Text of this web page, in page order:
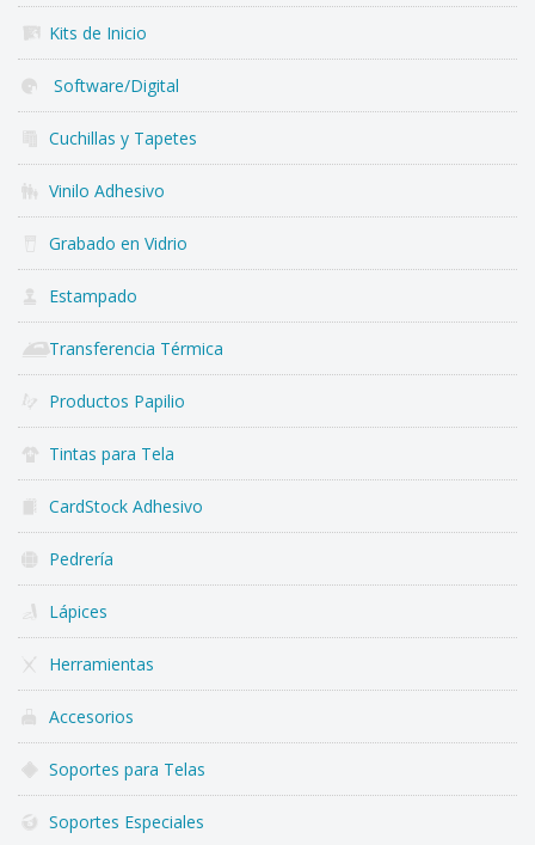
Kits de Inicio
Software/Digital
Cuchillas y Tapetes
Vinilo Adhesivo
Grabado en Vidrio
Estampado
Transferencia Térmica
Productos Papilio
Tintas para Tela
CardStock Adhesivo
Pedrería
Lápices
Herramientas
Accesorios
Soportes para Telas
Soportes Especiales